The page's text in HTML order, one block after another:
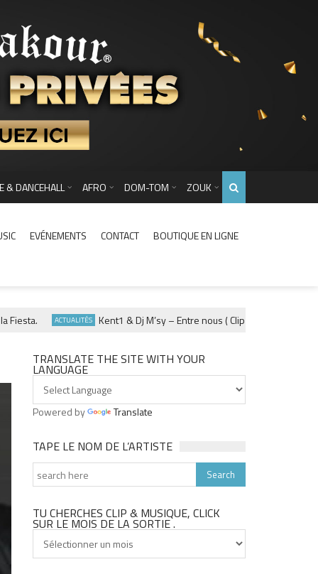
& DANCEHALL AFRO DOM-TOM ZOUK
EVÉNEMENTS CONTACT BOUTIQUE EN LIGNE
ACTUALITÉS Kent1 & Dj M’sy – Entre nous ( Clip officiel ) – Fevrier
TRANSLATE THE SITE WITH YOUR
LANGUAGE
Powered by Translate
TAPE LE NOM DE L’ARTISTE
TU CHERCHES CLIP & MUSIQUE, CLICK
SUR LE MOIS DE LA SORTIE .
cherches